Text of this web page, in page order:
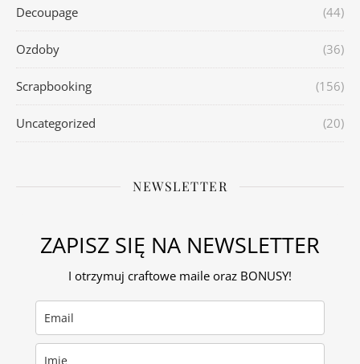
Decoupage (44)
Ozdoby (36)
Scrapbooking (156)
Uncategorized (20)
NEWSLETTER
ZAPISZ SIĘ NA NEWSLETTER
I otrzymuj craftowe maile oraz BONUSY!